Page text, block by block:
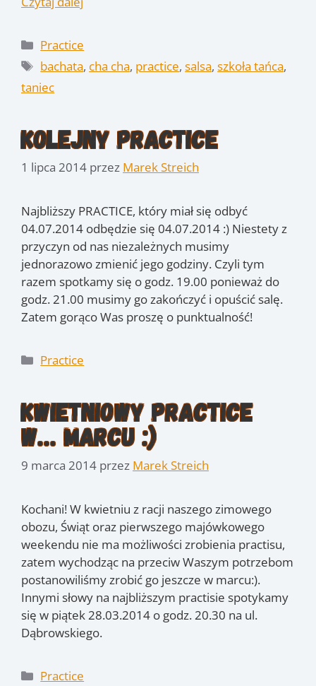
Kategorie
Practice
Tagi
bachata, cha cha, practice,salsa,szkoła tańca,
taniec
Kolejny practice
1 lipca 2014 przez Marek Streich
Najbliższy PRACTICE, który miał się odbyć
04.07.2014 odbędzie się 04.07.2014 :) Niestety z
przyczyn od nas niezależnych musimy
jednorazowo zmienić jego godziny. Czyli tym
razem spotkamy się o godz. 19.00 ponieważ do
godz. 21.00 musimy go zakończyć i opuścić salę.
Zatem gorąco Was proszę o punktualność!
Kategorie
Practice
Kwietniowy practice
w… marcu :)
9 marca 2014 przez Marek Streich
Kochani! W kwietniu z racji naszego zimowego
obozu, Świąt oraz pierwszego majówkowego
weekendu nie ma możliwości zrobienia practisu,
zatem wychodząc na przeciw Waszym potrzebom
postanowiliśmy zrobić go jeszcze w marcu:).
Innymi słowy na najbliższym practisie spotykamy
się w piątek 28.03.2014 o godz. 20.30 na ul.
Dąbrowskiego.
Kategorie
Practice